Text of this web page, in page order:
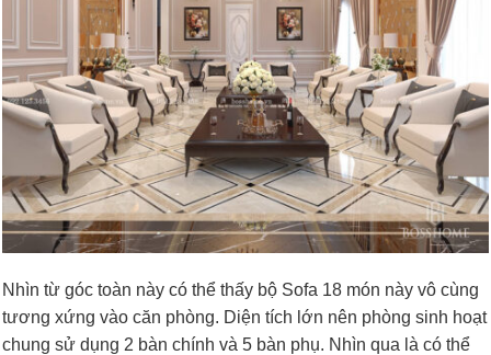
Nhìn từ góc toàn này có thể thấy bộ Sofa 18 món này vô cùng
tương xứng vào căn phòng. Diện tích lớn nên phòng sinh hoạt
chung sử dụng 2 bàn chính và 5 bàn phụ. Nhìn qua là có thể